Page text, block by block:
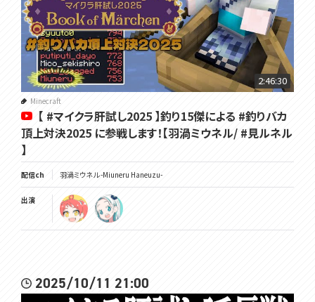
2:46:30
Minecraft
【 #マイクラ肝試し2025 】釣り15傑による #釣りバカ
頂上対決2025 に参戦します！【羽渦ミウネル/ #見ルネル
】
配信ch 羽渦ミウネル -Miuneru Haneuzu-
出演
2025/10/11 21:00